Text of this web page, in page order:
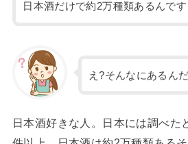
日本酒だけで約2万種類あるんです
え?そんなにあるん
日本酒好きな人。日本には調べた